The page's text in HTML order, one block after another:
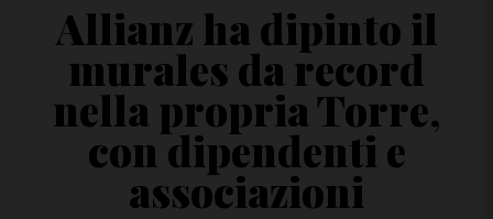
Allianz ha dipinto il
murales da record
nella propria Torre,
con dipendenti e
associazioni